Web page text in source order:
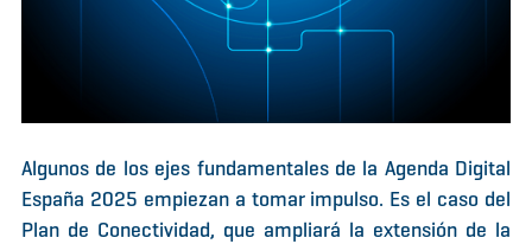
Algunos de los ejes fundamentales de la Agenda Digital
España 2025 empiezan a tomar impulso. Es el caso del
Plan de Conectividad, que ampliará la extensión de la